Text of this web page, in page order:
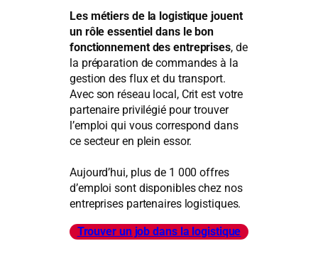
Les métiers de la logistique jouent
un rôle essentiel dans le bon
fonctionnement des entreprises, de
la préparation de commandes à la
gestion des flux et du transport.
Avec son réseau local, Crit est votre
partenaire privilégié pour trouver
l’emploi qui vous correspond dans
ce secteur en plein essor.
Aujourd’hui, plus de 1 000 offres
d’emploi sont disponibles chez nos
entreprises partenaires logistiques.
Trouver un job dans la logistique